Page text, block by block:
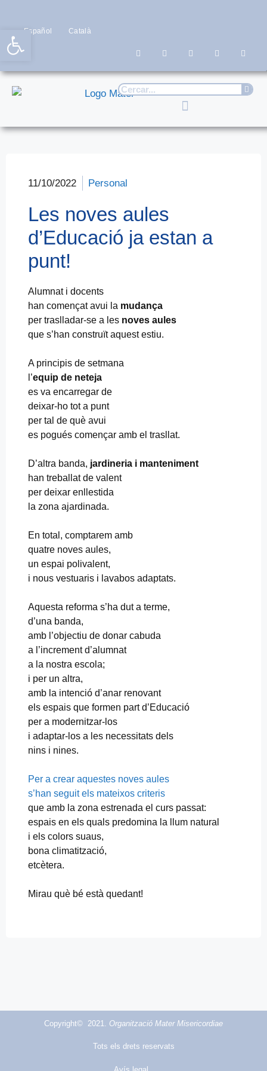
Español Català
11/10/2022 Personal
Les noves aules
d’Educació ja estan a
punt!
Alumnat i docents
han començat avui la mudança
per traslladar-se a les noves aules
que s’han construït aquest estiu.
A principis de setmana
l’equip de neteja
es va encarregar de
deixar-ho tot a punt
per tal de què avui
es pogués començar amb el trasllat.
D’altra banda, jardineria i manteniment
han treballat de valent
per deixar enllestida
la zona ajardinada.
En total, comptarem amb
quatre noves aules,
un espai polivalent,
i nous vestuaris i lavabos adaptats.
Aquesta reforma s’ha dut a terme,
d’una banda,
amb l’objectiu de donar cabuda
a l’increment d’alumnat
a la nostra escola;
i per un altra,
amb la intenció d’anar renovant
els espais que formen part d’Educació
per a modernitzar-los
i adaptar-los a les necessitats dels
nins i nines.
Per a crear aquestes noves aules
s’han seguit els mateixos criteris
que amb la zona estrenada el curs passat:
espais en els quals predomina la llum natural
i els colors suaus,
bona climatització,
etcètera.
Mirau què bé està quedant!
Copyright© 2021. Organització Mater Misericordiae
Tots els drets reservats
Obre la barra d'eines